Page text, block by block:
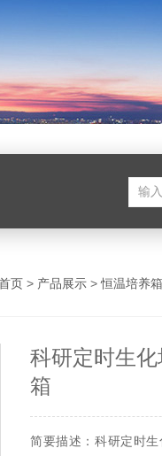
页 > 产品展示 >恒温培养箱
科研定时生
箱
简要描述：科研定时